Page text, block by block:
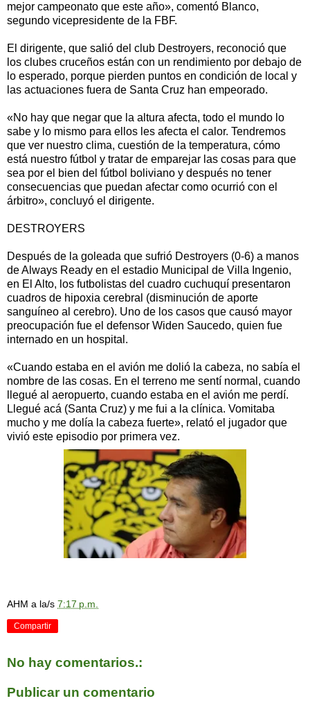
mejor campeonato que este año», comentó Blanco,
segundo vicepresidente de la FBF.
El dirigente, que salió del club Destroyers, reconoció que
los clubes cruceños están con un rendimiento por debajo de
lo esperado, porque pierden puntos en condición de local y
las actuaciones fuera de Santa Cruz han empeorado.
«No hay que negar que la altura afecta, todo el mundo lo
sabe y lo mismo para ellos les afecta el calor. Tendremos
que ver nuestro clima, cuestión de la temperatura, cómo
está nuestro fútbol y tratar de emparejar las cosas para que
sea por el bien del fútbol boliviano y después no tener
consecuencias que puedan afectar como ocurrió con el
árbitro», concluyó el dirigente.
DESTROYERS
Después de la goleada que sufrió Destroyers (0-6) a manos
de Always Ready en el estadio Municipal de Villa Ingenio,
en El Alto, los futbolistas del cuadro cuchuquí presentaron
cuadros de hipoxia cerebral (disminución de aporte
sanguíneo al cerebro). Uno de los casos que causó mayor
preocupación fue el defensor Widen Saucedo, quien fue
internado en un hospital.
«Cuando estaba en el avión me dolió la cabeza, no sabía el
nombre de las cosas. En el terreno me sentí normal, cuando
llegué al aeropuerto, cuando estaba en el avión me perdí.
Llegué acá (Santa Cruz) y me fui a la clínica. Vomitaba
mucho y me dolía la cabeza fuerte», relató el jugador que
vivió este episodio por primera vez.
AHM a la/s 7:17 p.m.
Compartir
No hay comentarios.:
Publicar un comentario